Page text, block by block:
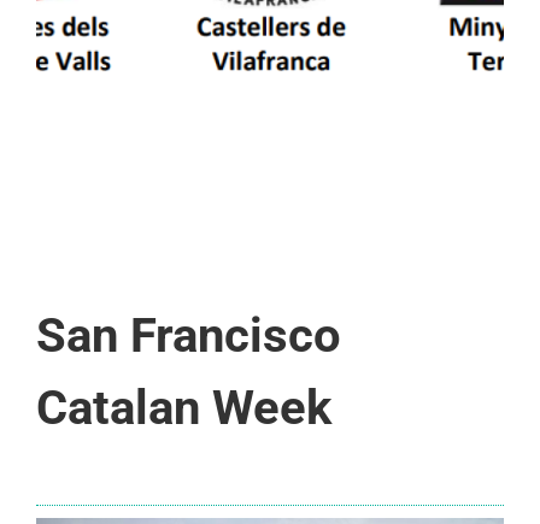
San Francisco
Catalan Week